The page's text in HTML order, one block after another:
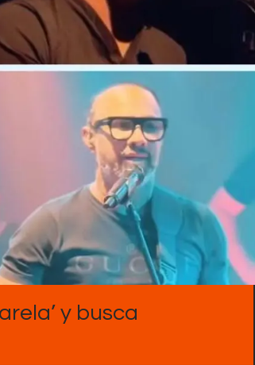
y busca